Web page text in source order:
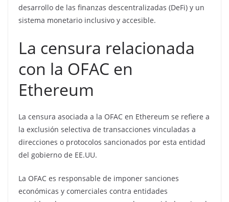
desarrollo de las finanzas descentralizadas (DeFi) y un
sistema monetario inclusivo y accesible.
La censura relacionada
con la OFAC en
Ethereum
La censura asociada a la OFAC en Ethereum se refiere a
la exclusión selectiva de transacciones vinculadas a
direcciones o protocolos sancionados por esta entidad
del gobierno de EE.UU.
La OFAC es responsable de imponer sanciones
económicas y comerciales contra entidades